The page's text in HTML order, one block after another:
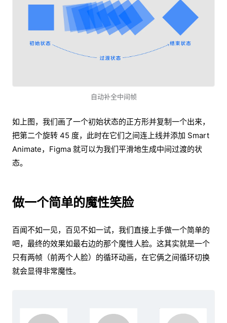
自动补全中间帧
如上图，我们画了一个初始状态的正方形并复制一个出来，
把第二个旋转 45 度，此时在它们之间连上线并添加 Smart
Animate，Figma 就可以为我们平滑地生成中间过渡的状
态。
做一个简单的魔性笑脸
百闻不如一见，百见不如一试，我们直接上手做一个简单的
吧，最终的效果如最右边的那个魔性人脸。这其实就是一个
只有两帧（前两个人脸）的循环动画，在它俩之间循环切换
就会显得非常魔性。